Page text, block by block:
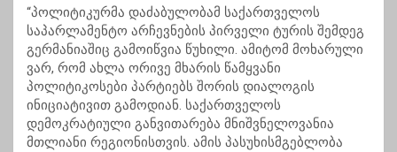
“პოლიტიკურმა დაძაბულობამ საქართველოს
საპარლამენტო არჩევნების პირველი ტურის შემდეგ
გერმანიაშიც გამოიწვია წუხილი. ამიტომ მოხარული
ვარ, რომ ახლა ორივე მხარის წამყვანი
პოლიტიკოსები პარტიებს შორის დიალოგის
ინიციატივით გამოდიან. საქართველოს
დემოკრატიული განვითარება მნიშვნელოვანია
მთლიანი რეგიონისთვის. ამის პასუხისმგებლობა